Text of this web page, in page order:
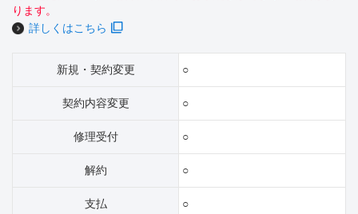
ります。
詳しくはこちら
新規・契約変更 ○
契約内容変更 ○
修理受付 ○
解約 ○
支払 ○